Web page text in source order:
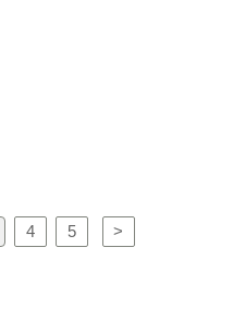
4 5 >